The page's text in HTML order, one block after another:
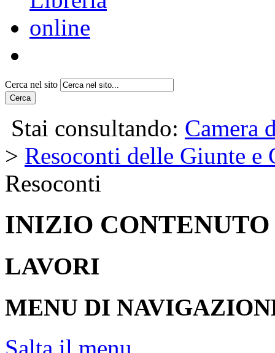
Cerca nel sito
Cerca
Stai consultando: Camera
> Resoconti delle Giunte e
Resoconti
INIZIO CONTENUTO
LAVORI
MENU DI